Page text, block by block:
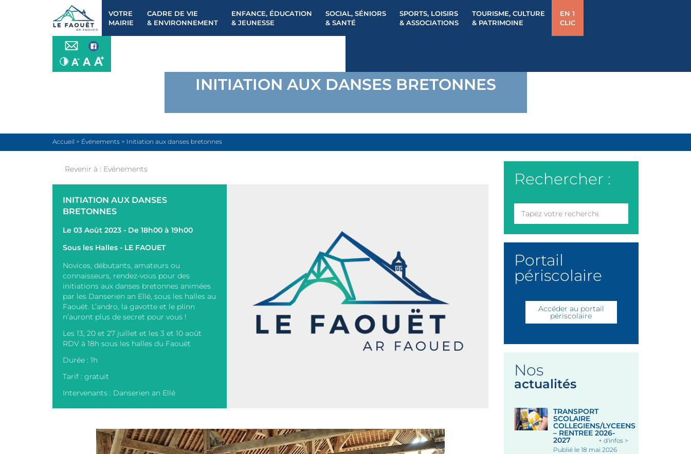
VOTRE
MAIRIE
CADRE DE VIE
& ENVIRONNEMENT
ENFANCE, ÉDUCATION
& JEUNESSE
SOCIAL, SÉNIORS
& SANTÉ
SPORTS, LOISIRS
& ASSOCIATIONS
TOURISME, CULTURE
& PATRIMOINE
EN 1
CLIC
INITIATION AUX DANSES BRETONNES
Accueil > Événements > Initiation aux danses bretonnes
Revenir à : Evénements
INITIATION AUX DANSES
BRETONNES
Le 03 Août 2023 - De 18h00 à 19h00
Sous les Halles - LE FAOUET
Novices, débutants, amateurs ou
connaisseurs, rendez-vous pour des
initiations aux danses bretonnes animées
par les Danserien an Ellé, sous les halles au
Faouët. L’andro, la gavotte et le plinn
n’auront plus de secret pour vous !
Les 13, 20 et 27 juillet et les 3 et 10 août
RDV à 18h sous les halles du Faouët
Durée : 1h
Tarif : gratuit
Intervenants : Danserien an Ellé
Rechercher :
Portail
périscolaire
Accéder au portail
périscolaire
Nos
actualités
TRANSPORT
SCOLAIRE
COLLEGIENS/LYCEENS
– RENTREE 2026-
2027
Publié le 18 mai 2026
+ d'infos >